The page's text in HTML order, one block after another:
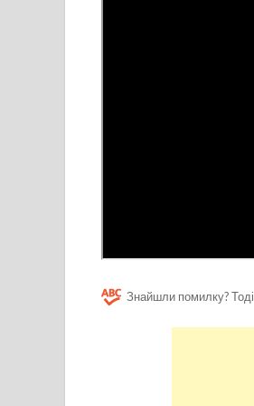
Знайшли помилку? Тоді